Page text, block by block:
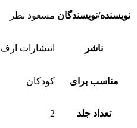
نویسنده/نویسندگان مسعود نظر
ناشر انتشارات ارف
مناسب برای کودکان
تعداد جلد 2